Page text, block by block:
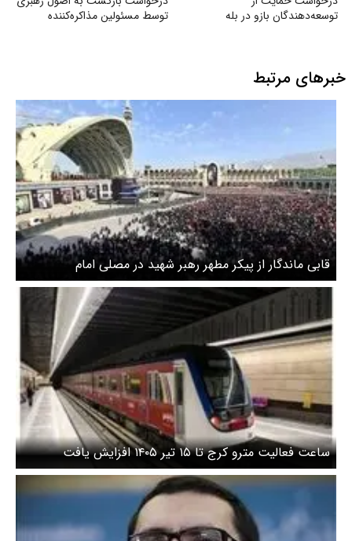
توسعه‌دهندگان بازو در بله
توسط مسئولین مذاکره‌کننده
خبرهای مرتبط
قابی ماندگار از پیکر مطهر رهبر شهید در مصلی امام
خمینی(ره)
ساعت فعالیت مترو کرج تا ۱۵ تیر ۱۴۰۵ افزایش یافت